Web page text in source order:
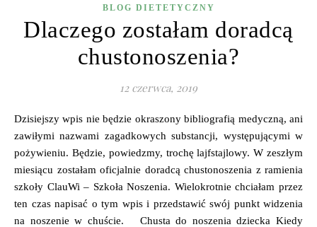
BLOG DIETETYCZNY
Dlaczego zostałam doradcą
chustonoszenia?
12 czerwca, 2019
Dzisiejszy wpis nie będzie okraszony bibliografią medyczną, ani
zawiłymi nazwami zagadkowych substancji, występującymi w
pożywieniu. Będzie, powiedzmy, trochę lajfstajlowy. W zeszłym
miesiącu zostałam oficjalnie doradcą chustonoszenia z ramienia
szkoły ClauWi – Szkoła Noszenia. Wielokrotnie chciałam przez
ten czas napisać o tym wpis i przedstawić swój punkt widzenia
na noszenie w chuście. Chusta do noszenia dziecka Kiedy